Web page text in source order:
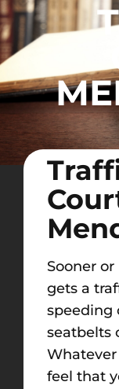
Sooner
gets a
speeding
seatbelts
feel that